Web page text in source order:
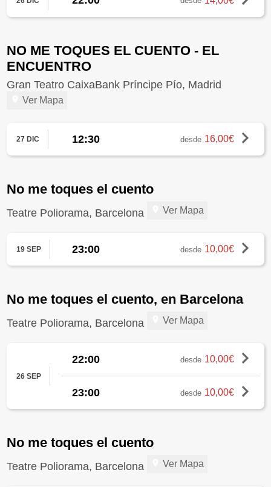
NO ME TOQUES EL CUENTO - EL
ENCUENTRO
Gran Teatro CaixaBank Príncipe Pío, Madrid
Ver Mapa
27 DIC 12:30 desde 16,00€
No me toques el cuento
Teatre Poliorama, Barcelona Ver Mapa
19 SEP 23:00 desde 10,00€
No me toques el cuento, en Barcelona
Teatre Poliorama, Barcelona Ver Mapa
26 SEP
22:00 desde 10,00€
23:00 desde 10,00€
No me toques el cuento
Teatre Poliorama, Barcelona Ver Mapa